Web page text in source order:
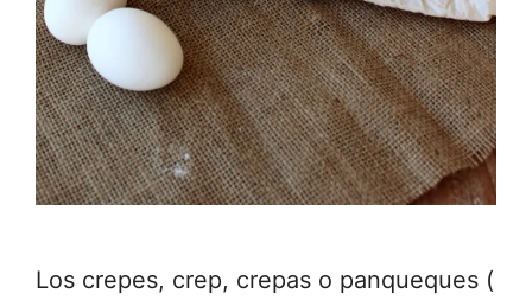
Los crepes, crep, crepas o panqueques (